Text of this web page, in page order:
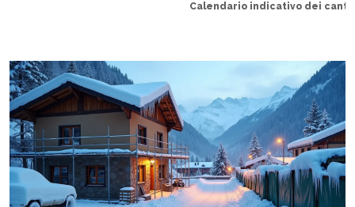
Calendario indicativo dei